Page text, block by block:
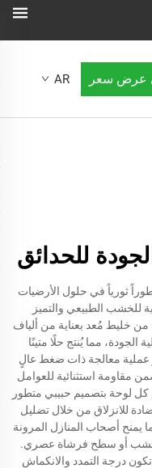
عرض سعر AR
للحدائق
ثورياً في حلول الأرضيات
للخشب الطبيعي والتميز
من خليط مُعد بعناية من ألياف
الجودة، مما يُنتج حلًا متينًا
عملية معالجة ذات ضغط عالٍ
مقاومة استثنائية للعوامل
كل لوحة بتصميم حبيبي متطور
للانزلاق من خلال تضليل
يمنح أصحاب المنازل المرونة
خشب أو سطح فرشاة عصري.
درجة التمدد والانكماش